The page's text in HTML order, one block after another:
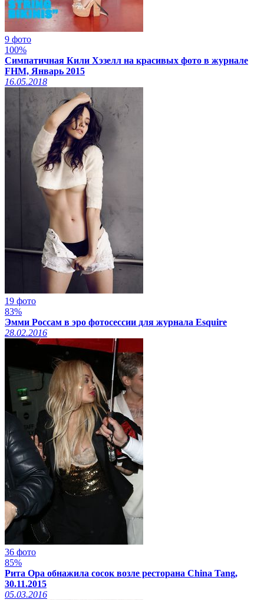
9 фото
100%
Симпатичная Кили Хэзелл на красивых фото в журнале
FHM, Январь 2015
16.05.2018
19 фото
83%
Эмми Россам в эро фотосессии для журнала Esquire
28.02.2016
36 фото
85%
Рита Ора обнажила сосок возле ресторана China Tang,
30.11.2015
05.03.2016